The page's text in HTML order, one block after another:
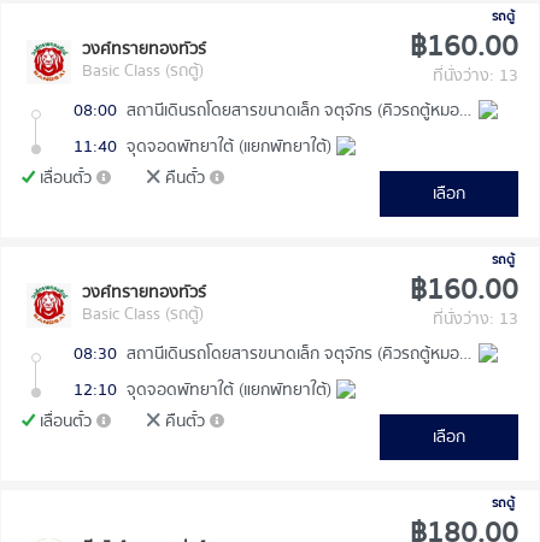
รถตู้
วงศ์ทรายทองทัวร์
Basic Class (รถตู้)
฿160.00
ที่นั่งว่าง: 13
08:00
สถานีเดินรถโดยสารขนาดเล็ก จตุจักร (คิวรถตู้หมอชิต 2)
11:40 จุดจอดพัทยาใต้ (แยกพัทยาใต้)
เลื่อนตั๋ว
คืนตั๋ว
เลือก
รถตู้
วงศ์ทรายทองทัวร์
Basic Class (รถตู้)
฿160.00
ที่นั่งว่าง: 13
08:30
สถานีเดินรถโดยสารขนาดเล็ก จตุจักร (คิวรถตู้หมอชิต 2)
12:10 จุดจอดพัทยาใต้ (แยกพัทยาใต้)
เลื่อนตั๋ว
คืนตั๋ว
เลือก
รถตู้
฿180.00